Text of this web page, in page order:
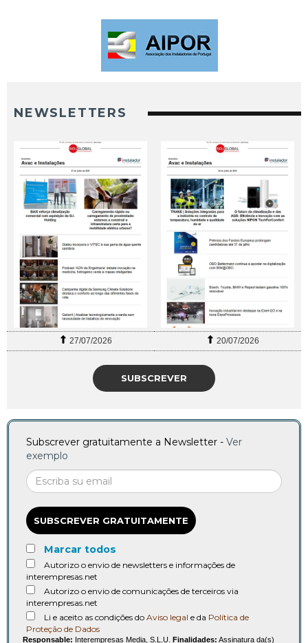
NEWSLETTERS
27/07/2026 20/07/2026
SUBSCREVER
Subscrever gratuitamente a Newsletter - Ver
exemplo
SUBSCREVER GRATUITAMENTE
Marcar todos
Autorizo o envio de newsletters e informações de
interempresas.net
Autorizo o envio de comunicações de terceiros via
interempresas.net
Li e aceito as condições do Aviso legal e da Política de
Proteção de Dados
Responsable: Interempresas Media, S.L.U. Finalidades: Assinatura da(s)